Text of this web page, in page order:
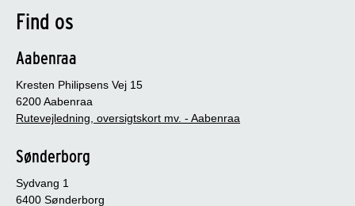
Find os
Aabenraa
Kresten Philipsens Vej 15
6200 Aabenraa
Rutevejledning, oversigtskort mv. - Aabenraa
Sønderborg
Sydvang 1
6400 Sønderborg